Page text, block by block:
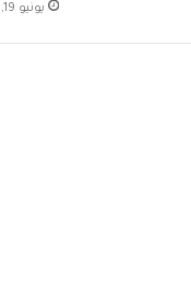
يونيو 19, 2026